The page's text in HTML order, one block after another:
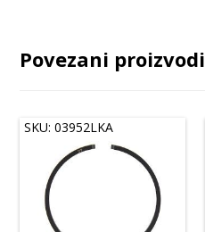
Povezani proizvodi
SKU: 03952LKA